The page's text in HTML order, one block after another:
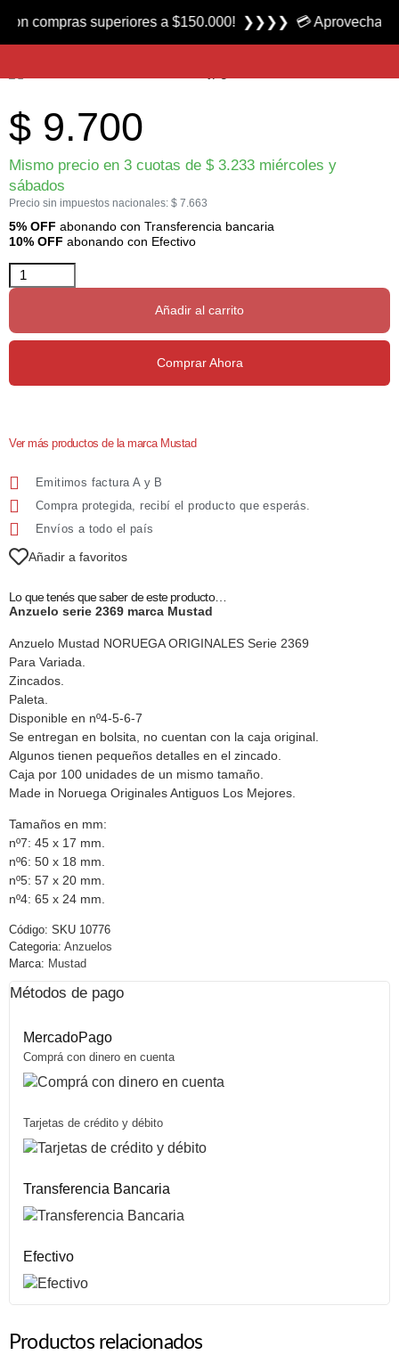
Producto nuevo
Anzuelo serie 2369 x 100 marca Mustad
$ 9.700
Mismo precio en 3 cuotas de $3.233 miércoles y
sábados
Precio sin impuestos nacionales: $ 7.663
5% OFF abonando con Transferencia bancaria
10% OFF abonando con Efectivo
Añadir al carrito
Comprar Ahora
Ver más productos de la marca Mustad
Emitimos factura A y B
Compra protegida, recibí el producto que esperás.
Envíos a todo el país
Añadir a favoritos
Lo que tenés que saber de este producto…
Anzuelo serie 2369 marca Mustad
Anzuelo Mustad NORUEGA ORIGINALES Serie 2369
Para Variada.
Zincados.
Paleta.
Disponible en nº4-5-6-7
Se entregan en bolsita, no cuentan con la caja original.
Algunos tienen pequeños detalles en el zincado.
Caja por 100 unidades de un mismo tamaño.
Made in Noruega Originales Antiguos Los Mejores.
Tamaños en mm:
nº7: 45 x 17 mm.
nº6: 50 x 18 mm.
nº5: 57 x 20 mm.
nº4: 65 x 24 mm.
Código: SKU 10776
Categoria: Anzuelos
Marca: Mustad
Métodos de pago
MercadoPago
Comprá con dinero en cuenta
Tarjetas de crédito y débito
Transferencia Bancaria
Efectivo
Productos relacionados
superiores a $150.000! ❯❯❯❯ 💳 Aprovecha las 3